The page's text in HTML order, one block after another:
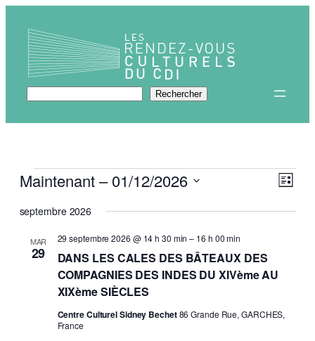
Rechercher Rechercher
Évènements de
Liste
Maintenant – 01/12/2026
une
date.
septembre 2026
MAR
29
DANS LES CALES DES BÂTEAUX DES
COMPAGNIES DES INDES DU XIVème AU
XIXème SIÈCLES
29 septembre 2026 @ 14 h 30 min – 16 h 00 min
Centre Culturel Sidney Bechet86 Grande Rue, GARCHES,
France